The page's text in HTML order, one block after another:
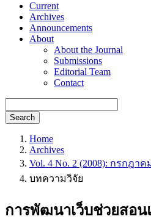
Current
Archives
Announcements
About
About the Journal
Submissions
Editorial Team
Contact
Search
Home
Archives
Vol. 4 No. 2 (2008): กรกฎา
บทความวิจัย
การพัฒนาเว็บช่วยสอน